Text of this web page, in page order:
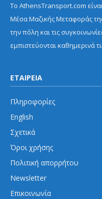
Το AthensTransport.com
Μέσα Μαζικής Μεταφοράς
την πόλη και τις
εμπιστεύονται καθημερινά
ΕΤΑΙΡΕΙΑ
Πληροφορίες
English
Σχετικά
Όροι χρήσης
Πολιτική απορρήτου
Newsletter
Επικοινωνία